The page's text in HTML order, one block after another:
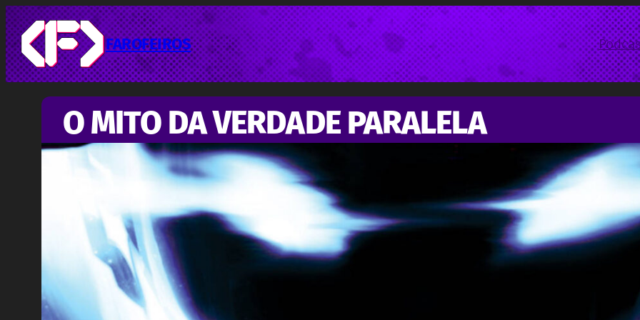
Pular
para
o
conteúdo
FAROFEIROS
O MITO DA VERDADE PARALELA